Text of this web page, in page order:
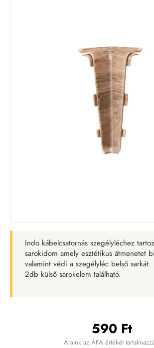
Indo kábelcsatornás szegélyléchez
sarokidom amely esztétikus átmenetet
valamint védi a szegélyléc belső sarkát.
2db külső sarokelem található.
590 Ft
Áraink az ÁFA értékét